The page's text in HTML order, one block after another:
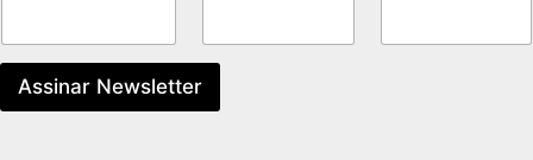
Assinar Newsletter